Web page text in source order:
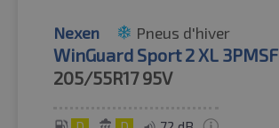
Nexen Pneus d'hiver
WinGuard Sport 2 XL 3PMSF
205/55R17 95V